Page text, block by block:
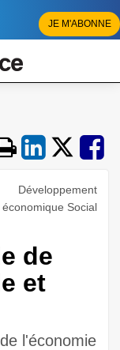
JE M'ABONNE
Développement
économique Social
de
et
l'économie